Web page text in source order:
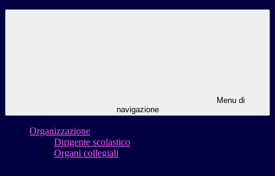
Menu di
navigazione
Organizzazione
Dirigente scolastico
Organi collegiali